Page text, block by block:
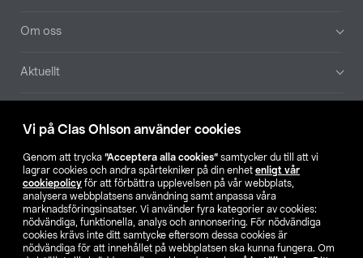
Vi på Clas Ohlson använder cookies
Genom att trycka ”Acceptera alla cookies” samtycker du till att vi
lagrar cookies och andra spårtekniker på din enhet enligt vår
cookiepolicy för att förbättra upplevelsen på vår webbplats,
analysera webbplatsens användning samt anpassa våra
marknadsföringsinsatser. Vi använder fyra kategorier av cookies:
nödvändiga, funktionella, analys och annonsering. För nödvändiga
cookies krävs inte ditt samtycke eftersom dessa cookies är
nödvändiga för att innehållet på webbplatsen ska kunna fungera. Om
Om oss
Aktuellt
Hitta butik
SE NO FI